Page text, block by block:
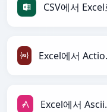
CSV에서 Excel